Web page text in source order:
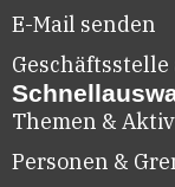
E-Mail senden
Themen &
Personen &